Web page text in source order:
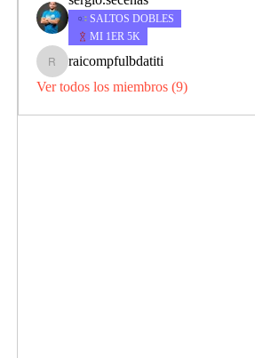
SALTOS DOBLES
MI 1ER 5K
raicompfulbdatiti
raicompfulbdatiti
Ver todos los miembros (9)